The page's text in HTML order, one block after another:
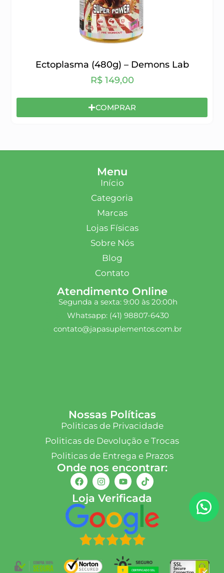
Ectoplasma (480g) – Demons Lab
R$149,00
COMPRAR
Menu
Início
Categoria
Marcas
Lojas Físicas
Sobre Nós
Blog
Contato
Atendimento Online
Segunda a sexta: 9:00 às 20:00h
Whatsapp: (41) 98807-6430
contato@japasuplementos.com.br
Nossas Políticas
Politicas de Privacidade
Politicas de Devolução e Trocas
Politicas de Entrega e Prazos
Onde nos encontrar:
Loja Verificada